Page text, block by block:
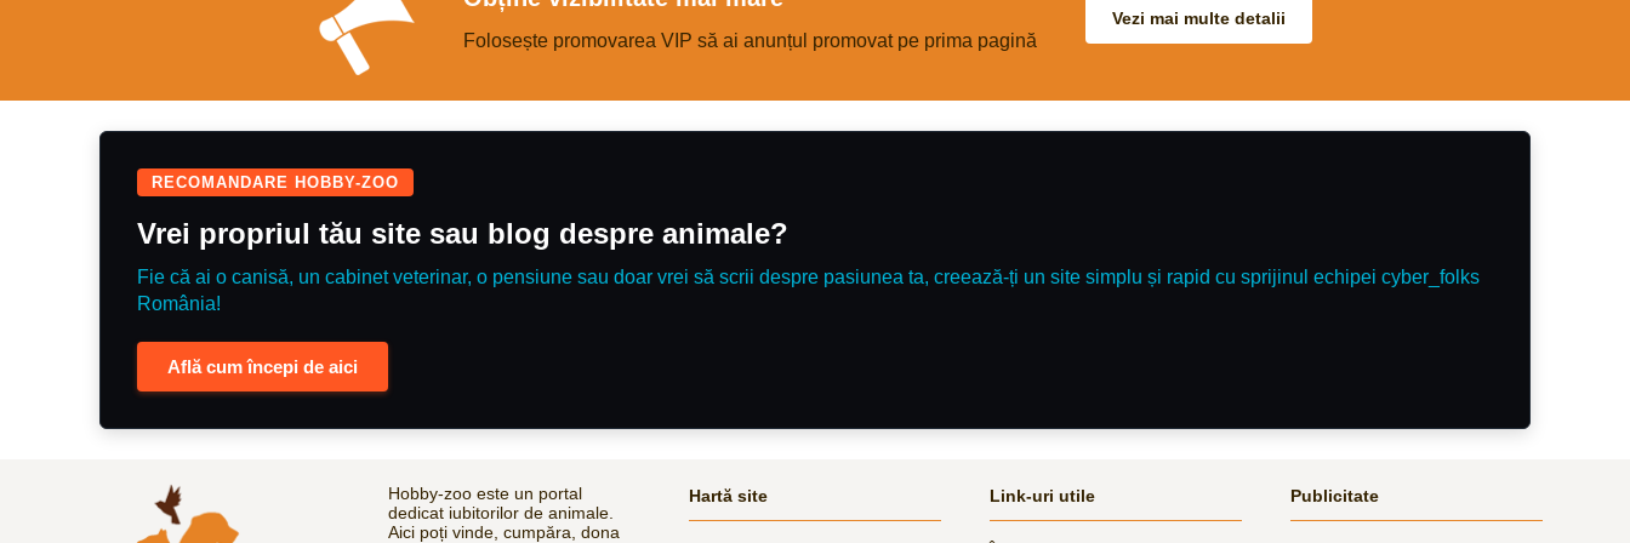
mother/daughter share, mum to hack in the week
& then competing at the weekend A really super
mare, who will bring you back safe & with a
telefonice.
Folosește promovarea VIP să ai anunțul promovat pe prima pagină
Vezi mai multe detalii
RECOMANDARE HOBBY-ZOO
Vrei propriul tău site sau blog despre animale?
Fie că ai o canisă, un cabinet veterinar, o pensiune sau doar vrei să scrii despre pasiunea ta, creează-ți un site simplu și rapid cu sprijinul echipei cyber_folks
România!
Află cum începi de aici
Hobby-zoo este un portal
dedicat iubitorilor de animale.
Aici poți vinde, cumpăra, dona
Hartă site Link-uri utile Publicitate